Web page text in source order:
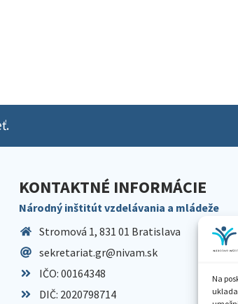
Na
KONTAKTNÉ INFORMÁCIE
Národný inštitút vzdelávania a mládeže
Stromová 1, 831 01 Bratislava
sekretariat.gr@nivam.sk
IČO: 00164348
DIČ: 2020798714